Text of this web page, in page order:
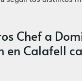
Chef a
en Calafell